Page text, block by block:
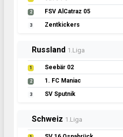
2 FSV AlCatraz 05
3 Zentkickers
Russland 1.Liga
1 Seebär 02
2 1. FC Maniac
3 SV Sputnik
Schweiz 1.Liga